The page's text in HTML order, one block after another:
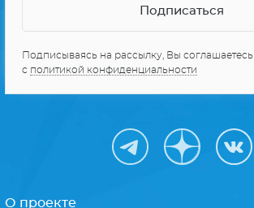
Подписываясь на рассылку, Вы соглашаетесь
с политикой конфиденциальности
О проекте